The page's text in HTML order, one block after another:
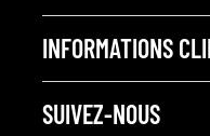
INFORMATIONS
SUIVEZ-NOUS